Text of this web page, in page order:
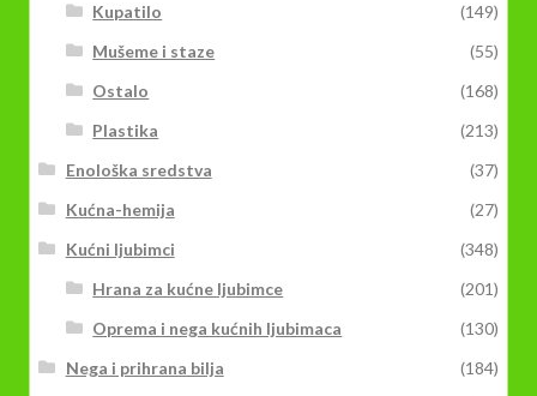
Kupatilo
(149)
Mušeme i staze
(55)
Ostalo
(168)
Plastika
(213)
Enološka sredstva
(37)
Kućna-hemija
(27)
Kućni ljubimci
(348)
Hrana za kućne ljubimce
(201)
Oprema i nega kućnih ljubimaca
(130)
Nega i prihrana bilja
(184)